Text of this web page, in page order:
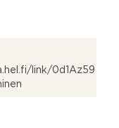
link/0d1Az59